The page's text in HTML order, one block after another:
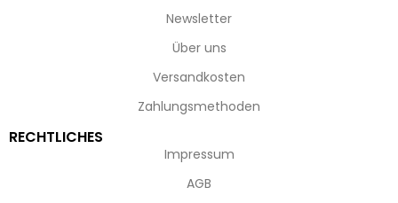
Newsletter
Über uns
Versandkosten
Zahlungsmethoden
RECHTLICHES
Impressum
AGB